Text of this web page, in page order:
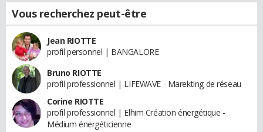
Vous recherchez peut-être
Jean RIOTTE
profil personnel | BANGALORE
Bruno RIOTTE
profil professionnel | LIFEWAVE - Marekting de réseau
Corine RIOTTE
profil professionnel | Elhim Création énergétique -
Médium énergéticienne